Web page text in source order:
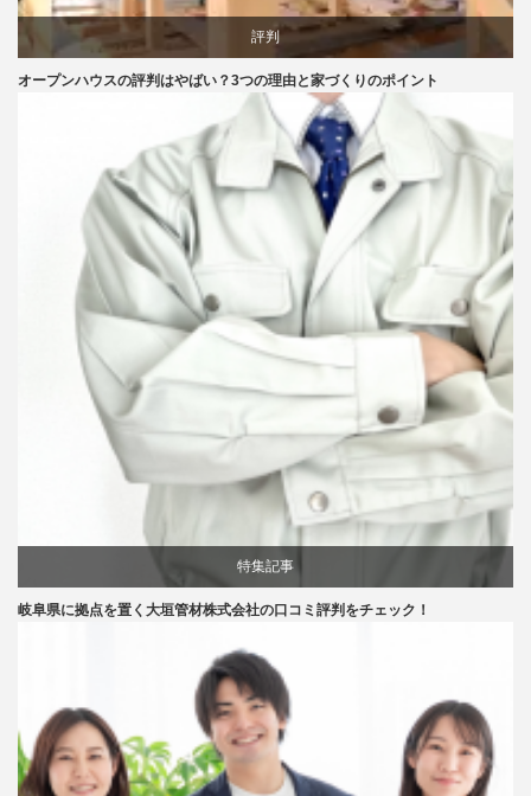
評判
オープンハウスの評判はやばい？3つの理由と家づくりのポイント
特集記事
岐阜県に拠点を置く大垣管材株式会社の口コミ評判をチェック！